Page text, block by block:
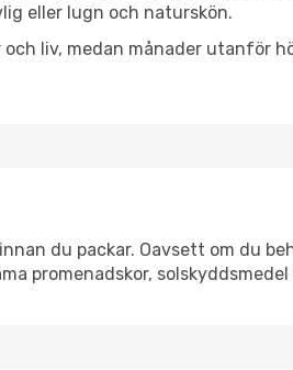
eller lugn och naturskön.
liv, medan månader utanför
du packar. Oavsett om du
promenadskor,